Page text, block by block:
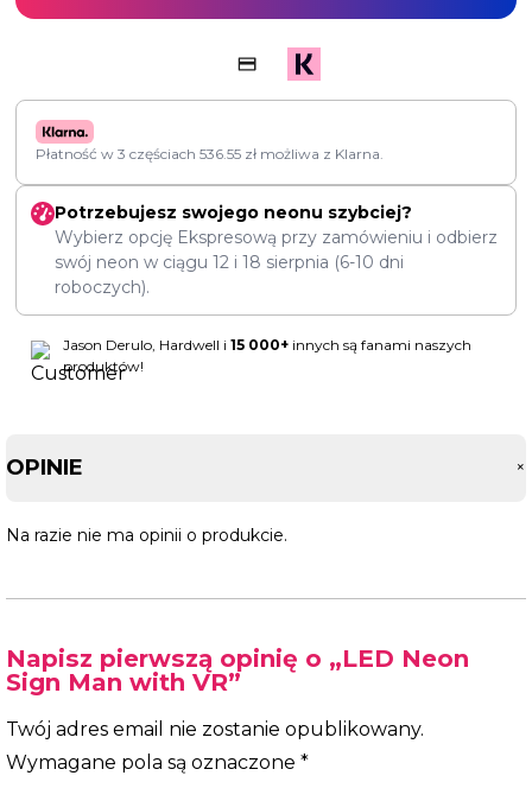
Płatność w 3 częściach 536.55 zł możliwa z Klarna.
Potrzebujesz swojego neonu szybciej?
Wybierz opcję Ekspresową przy zamówieniu i odbierz
swój neon w ciągu 12 i 18 sierpnia (6-10 dni
roboczych).
Jason Derulo, Hardwell i 15 000+ innych są fanami naszych
produktów!
OPINIE +
Na razie nie ma opinii o produkcie.
Napisz pierwszą opinię o „LED Neon
Sign Man with VR”
Twój adres email nie zostanie opublikowany.
Wymagane pola są oznaczone *